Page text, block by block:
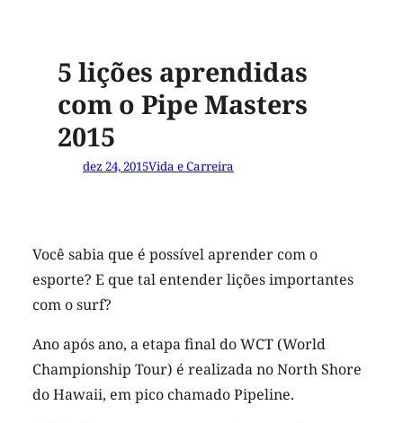
5 lições aprendidas
com o Pipe Masters
2015
dez 24, 2015Vida e Carreira
Você sabia que é possível aprender com o
esporte? E que tal entender lições importantes
com o surf?
Ano após ano, a etapa final do WCT (World
Championship Tour) é realizada no North Shore
do Hawaii, em pico chamado Pipeline.